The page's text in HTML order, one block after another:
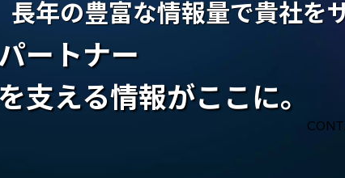
年の豊富な情報量で貴社を
ートナー
支える情報がここに。